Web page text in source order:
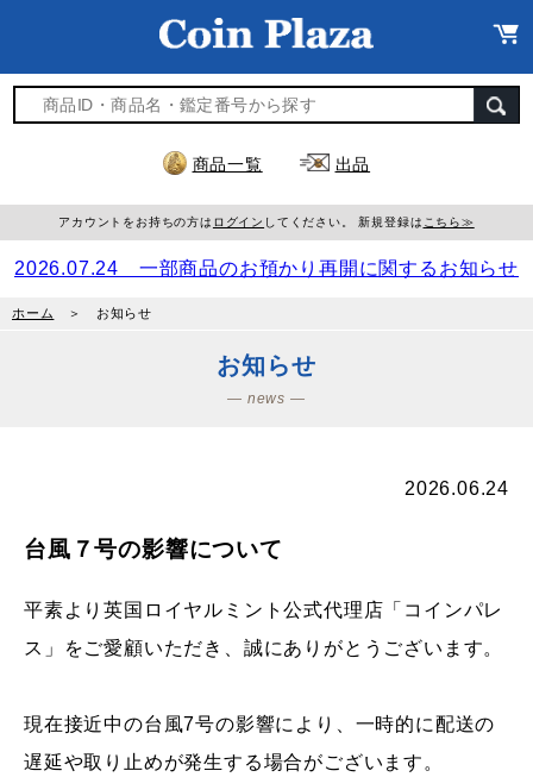
商品一覧 出品
アカウントをお持ちの方は ログイン してください。 新規登録は こちら≫
2026.07.24 一部商品のお預かり再開に関するお知らせ
ホーム ＞ お知らせ
お知らせ
― news ―
2026.06.24
台風７号の影響について
平素より英国ロイヤルミント公式代理店「コインパレ
ス」をご愛顧いただき、誠にありがとうございます。
現在接近中の台風7号の影響により、一時的に配送の
遅延や取り止めが発生する場合がございます。